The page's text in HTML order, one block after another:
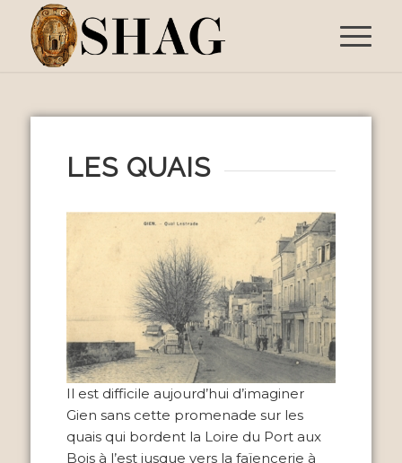
LES QUAIS
Il est difficile aujourd’hui d’imaginer
Gien sans cette promenade sur les
quais qui bordent la Loire du Port aux
Bois à l’est jusque vers la faïencerie à